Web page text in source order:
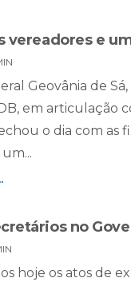
vereadores e
Geovânia de
em articulação
o dia com as
no
hoje os atos de